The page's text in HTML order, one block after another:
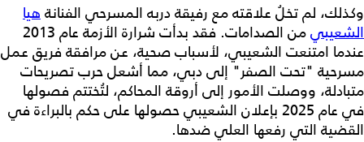
وكذلك، لم تخلُ علاقته مع رفيقة دربه المسرحي الفنانةهيا
الشعيبي
من الصدامات. فقد بدأت شرارة الأزمة عام 2013
عندما امتنعت الشعيبي، لأسباب صحية، عن مرافقة فريق عمل
مسرحية "تحت الصفر" إلى دبي، مما أشعل حرب تصريحات
متبادلة، ووصلت الأمور إلى أروقة المحاكم، لتُختتم فصولها
في عام 2025 بإعلان الشعيبي حصولها على حكم بالبراءة في
القضية التي رفعها العلي ضدها.